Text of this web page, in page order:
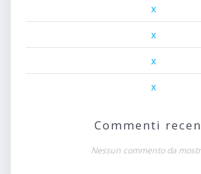
x
x
x
x
Commenti
Nessun commento da